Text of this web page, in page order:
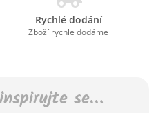
Rychlé dodání
Zboží rychle dodáme
se…